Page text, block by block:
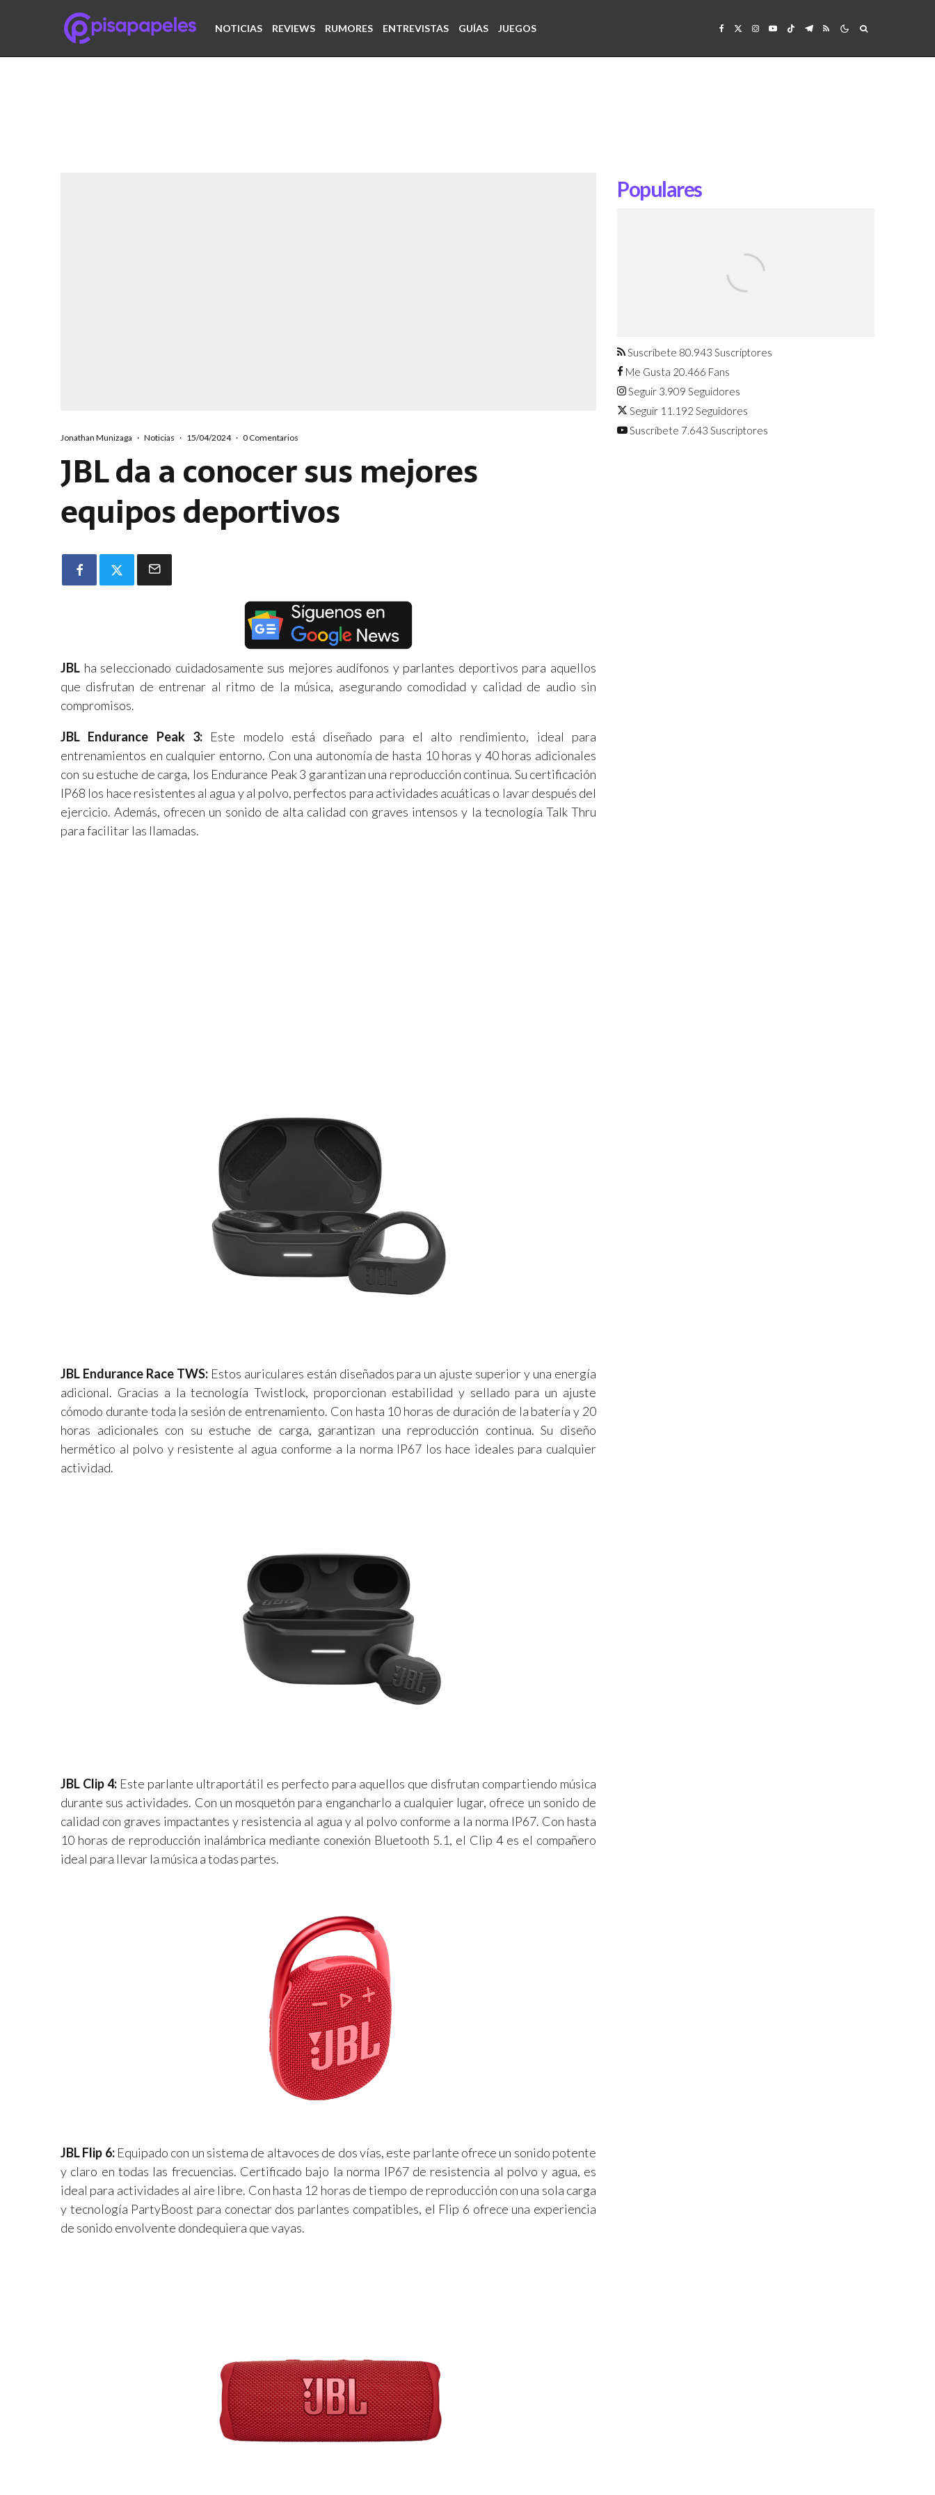
NOTICIAS REVIEWS RUMORES ENTREVISTAS GUÍAS JUEGOS
Jonathan Munizaga · Noticias · 15/04/2024 · 0 Comentarios
JBL da a conocer sus mejores
equipos deportivos
JBL ha seleccionado cuidadosamente sus mejores audífonos y parlantes deportivos para aquellos
que disfrutan de entrenar al ritmo de la música, asegurando comodidad y calidad de audio sin
compromisos.
JBL Endurance Peak 3:Este modelo está diseñado para el alto rendimiento, ideal para
entrenamientos en cualquier entorno. Con una autonomía de hasta 10 horas y 40 horas adicionales
con su estuche de carga, los Endurance Peak 3 garantizan una reproducción continua. Su certificación
IP68 los hace resistentes al agua y al polvo, perfectos para actividades acuáticas o lavar después del
ejercicio. Además, ofrecen un sonido de alta calidad con graves intensos y la tecnología Talk Thru
para facilitar las llamadas.
JBL Endurance Race TWS:Estos auriculares están diseñados para un ajuste superior y una energía
adicional. Gracias a la tecnología Twistlock, proporcionan estabilidad y sellado para un ajuste
cómodo durante toda la sesión de entrenamiento. Con hasta 10 horas de duración de la batería y 20
horas adicionales con su estuche de carga, garantizan una reproducción continua. Su diseño
hermético al polvo y resistente al agua conforme a la norma IP67 los hace ideales para cualquier
actividad.
JBL Clip 4: Este parlante ultraportátil es perfecto para aquellos que disfrutan compartiendo música
durante sus actividades. Con un mosquetón para engancharlo a cualquier lugar, ofrece un sonido de
calidad con graves impactantes y resistencia al agua y al polvo conforme a la norma IP67. Con hasta
10 horas de reproducción inalámbrica mediante conexión Bluetooth 5.1, el Clip 4 es el compañero
ideal para llevar la música a todas partes.
JBL Flip 6:Equipado con un sistema de altavoces de dos vías, este parlante ofrece un sonido potente
y claro en todas las frecuencias. Certificado bajo la norma IP67 de resistencia al polvo y agua, es
ideal para actividades al aire libre. Con hasta 12 horas de tiempo de reproducción con una sola carga
y tecnología PartyBoost para conectar dos parlantes compatibles, el Flip 6 ofrece una experiencia
de sonido envolvente dondequiera que vayas.
Populares
agosto
Suscríbete 80.943 Suscriptores
Me Gusta 20.466 Fans
Seguir 3.909 Seguidores
Seguir 11.192 Seguidores
Suscríbete 7.643 Suscriptores